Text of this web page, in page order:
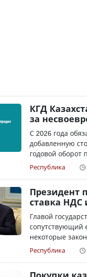
КГД
за
С 2026 года
добавленную
годовой оборот
Республика
Президент
ставка НДС
Главой
сопутствующий
некоторые
Республика